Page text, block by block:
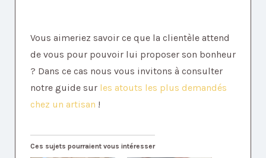
Vous aimeriez savoir ce que la clientèle attend
de vous pour pouvoir lui proposer son bonheur
? Dans ce cas nous vous invitons à consulter
notre guide sur les atouts les plus demandés
chez un artisan !
Ces sujets pourraient vous intéresser